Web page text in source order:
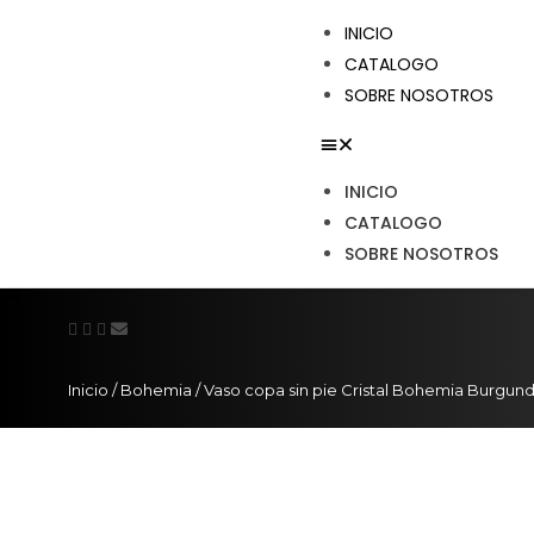
INICIO
CATALOGO
SOBRE NOSOTROS
INICIO
CATALOGO
SOBRE NOSOTROS
Inicio /Bohemia / Vaso copa sin pie Cristal Bohemia